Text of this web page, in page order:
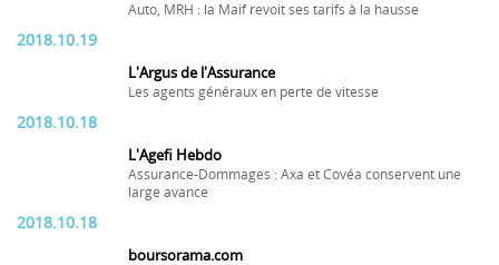
Auto, MRH : la Maif revoit ses tarifs à la hausse
2018.10.19
L'Argus de l'Assurance
Les agents généraux en perte de vitesse
2018.10.18
L'Agefi Hebdo
Assurance-Dommages : Axa et Covéa conservent une
large avance
2018.10.18
boursorama.com